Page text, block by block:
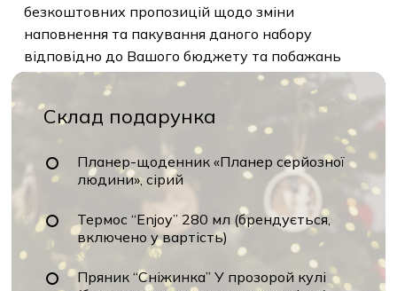
безкоштовних пропозицій щодо зміни
наповнення та пакування даного набору
відповідно до Вашого бюджету та побажань
Склад подарунка
Планер-щоденник «Планер серйозної
людини», сірий
Термос “Enjoy” 280 мл (брендується,
включено у вартість)
Пряник “Сніжинка” У прозорой кулі